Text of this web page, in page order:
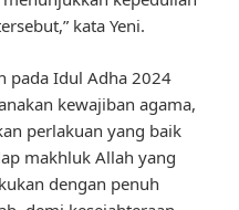
kata Yeni.
pada Idul Adha 2024
kewajiban agama,
perlakuan yang baik
makhluk Allah yang
dengan penuh